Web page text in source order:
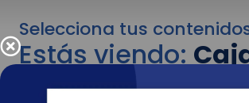
Selecciona tus
Estás viendo:
para personas